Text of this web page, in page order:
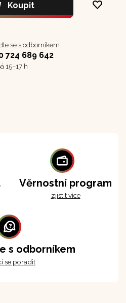
Koupit
se s odborníkem
724 689 642
15–17 h
Věrnostní program
zjistit více
s odborníkem
se poradit